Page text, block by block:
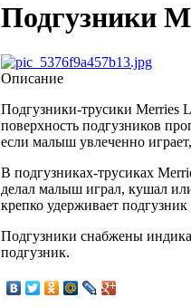
Подгузники
Описание
Подгузники-трусики Merries
поверхность подгузников
если малыш увлеченно
В подгузниках-трусиках
делал малыш играл, кушал
крепко удерживает подгузник
Подгузники снабжены
подгузник.